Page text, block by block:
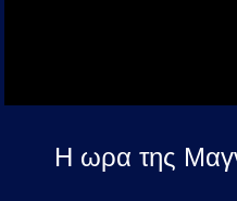
Η ωρα της